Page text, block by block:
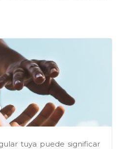
tuya puede significar